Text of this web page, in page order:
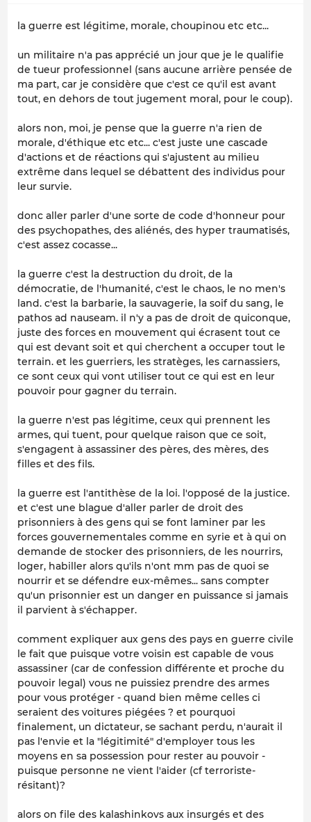
la guerre est légitime, morale, choupinou etc etc...
un militaire n'a pas apprécié un jour que je le qualifie
de tueur professionnel (sans aucune arrière pensée de
ma part, car je considère que c'est ce qu'il est avant
tout, en dehors de tout jugement moral, pour le coup).
alors non, moi, je pense que la guerre n'a rien de
morale, d'éthique etc etc... c'est juste une cascade
d'actions et de réactions qui s'ajustent au milieu
extrême dans lequel se débattent des individus pour
leur survie.
donc aller parler d'une sorte de code d'honneur pour
des psychopathes, des aliénés, des hyper traumatisés,
c'est assez cocasse...
la guerre c'est la destruction du droit, de la
démocratie, de l'humanité, c'est le chaos, le no men's
land. c'est la barbarie, la sauvagerie, la soif du sang, le
pathos ad nauseam. il n'y a pas de droit de quiconque,
juste des forces en mouvement qui écrasent tout ce
qui est devant soit et qui cherchent a occuper tout le
terrain. et les guerriers, les stratèges, les carnassiers,
ce sont ceux qui vont utiliser tout ce qui est en leur
pouvoir pour gagner du terrain.
la guerre n'est pas légitime, ceux qui prennent les
armes, qui tuent, pour quelque raison que ce soit,
s'engagent à assassiner des pères, des mères, des
filles et des fils.
la guerre est l'antithèse de la loi. l'opposé de la justice.
et c'est une blague d'aller parler de droit des
prisonniers à des gens qui se font laminer par les
forces gouvernementales comme en syrie et à qui on
demande de stocker des prisonniers, de les nourrirs,
loger, habiller alors qu'ils n'ont mm pas de quoi se
nourrir et se défendre eux-mêmes... sans compter
qu'un prisonnier est un danger en puissance si jamais
il parvient à s'échapper.
comment expliquer aux gens des pays en guerre civile
le fait que puisque votre voisin est capable de vous
assassiner (car de confession différente et proche du
pouvoir legal) vous ne puissiez prendre des armes
pour vous protéger - quand bien même celles ci
seraient des voitures piégées ? et pourquoi
finalement, un dictateur, se sachant perdu, n'aurait il
pas l'envie et la "légitimité" d'employer tous les
moyens en sa possession pour rester au pouvoir -
puisque personne ne vient l'aider (cf terroriste-
résitant)?
alors on file des kalashinkovs aux insurgés et des